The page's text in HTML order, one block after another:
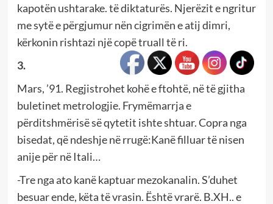
kapotën ushtarake. të diktaturës. Njerëzit e ngritur
me sytë e përgjumur nën cigrimën e atij dimri,
kërkonin rishtazi një copë truall të ri.
3.
Mars, ’91. Regjistrohet kohë e ftohtë, në të gjitha
buletinet metrologjie. Frymëmarrja e
përditshmërisë së qytetit ishte shtuar. Copra nga
bisedat, që ndeshje në rrugë:Kanë filluar të nisen
anije për në Itali…
-Tre nga ato kanë kaptuar mezokanalin. S’duhet
besuar ende, këta të vrasin. Është vrarë. B.XH.. e